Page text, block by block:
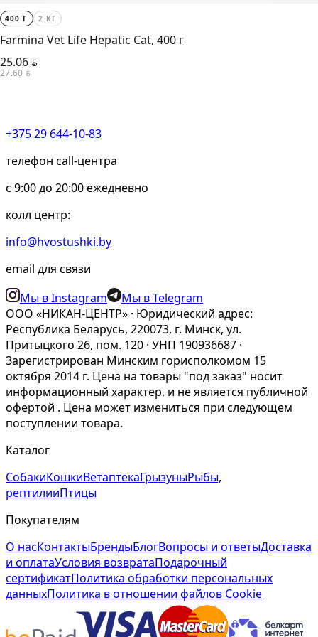
400 Г 2 КГ
Farmina Vet Life Hepatic Cat, 400 г
25.06 BYN
27.60 BYN
+375 29 644-10-83
телефон call-центра
c 9:00 до 20:00 ежедневно
колл центр:
info@hvostushki.by
email для связи
Мы в Instagram
Мы в Telegram
ООО «НИКАН-ЦЕНТР» · Юридический адрес:
Республика Беларусь, 220073, г. Минск, ул.
Притыцкого 26, пом. 120 · УНП 190936687 ·
Зарегистрирован Минским горисполкомом 15
октября 2014 г. Цена на товары "под заказ" носит
информационный характер, и не является публичной
офертой . Цена может измениться при следующем
поступлении товара.
Каталог
СобакиКошкиВетаптекаГрызуныРыбы,
рептилииПтицы
Покупателям
О насКонтактыБрендыБлогВопросы и ответыДоставка
и оплатаУсловия возвратаПодарочный
сертификатПолитика обработки персональных
данныхПолитика в отношении файлов Cookie